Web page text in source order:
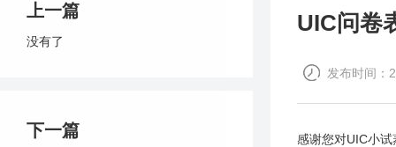
UIC问卷
发布时间：
感谢您对UIC小
上一篇
没有了
下一篇